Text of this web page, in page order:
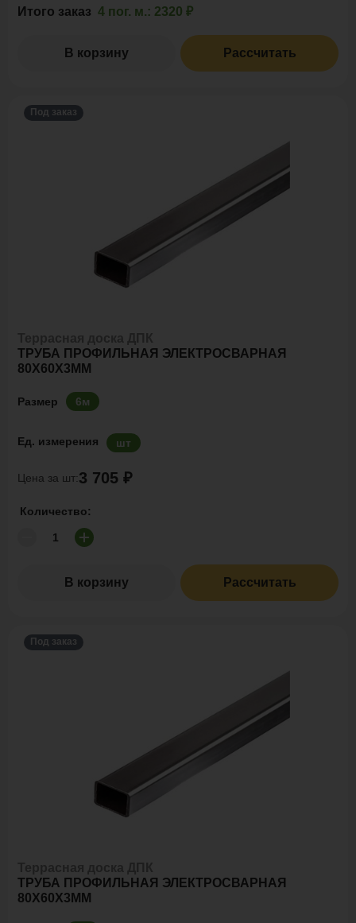
Итого заказ 4 пог. м.: 2320 ₽
В корзину Рассчитать
Под заказ
ТРУБА ПРОФИЛЬНАЯ ЭЛЕКТРОСВАРНАЯ
80Х60Х3ММ
Размер 6м
Ед. измерения шт
Цена за шт:3 705 ₽
Количество:
В корзину Рассчитать
Под заказ
ТРУБА ПРОФИЛЬНАЯ ЭЛЕКТРОСВАРНАЯ
80Х60Х3ММ